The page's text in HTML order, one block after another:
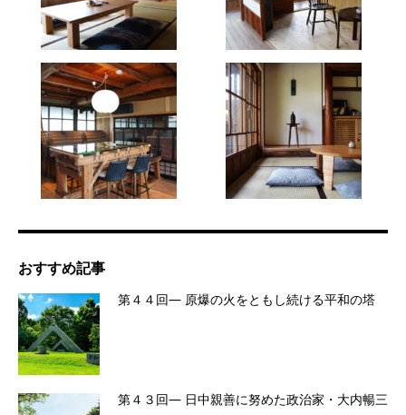
おすすめ記事
第４４回― 原爆の火をともし続ける平和の塔
第４３回― 日中親善に努めた政治家・大内暢三